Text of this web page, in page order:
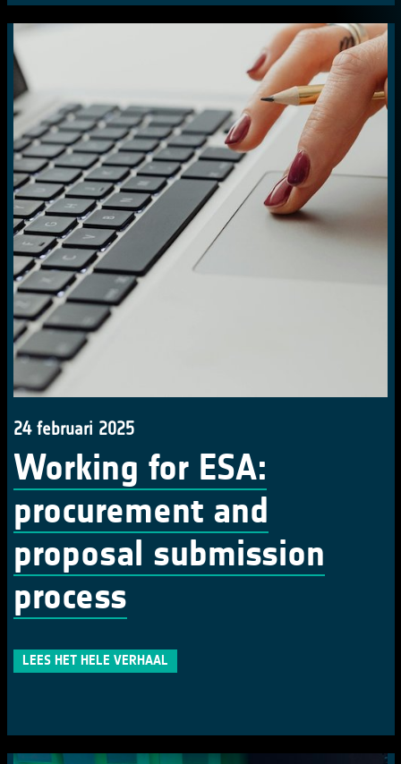
24 februari 2025
Working for ESA:
procurement and
proposal submission
process
LEES HET HELE VERHAAL